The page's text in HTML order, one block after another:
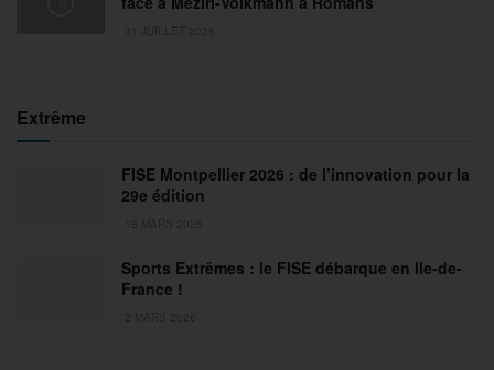
Extrême
FISE Montpellier 2026 : de l’innovation pour la
29e édition
Sports Extrêmes : le FISE débarque en Ile-de-
France !